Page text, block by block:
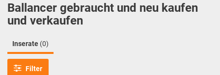
Ballancer gebraucht und neu kaufen
und verkaufen
Inserate (0)
Filter